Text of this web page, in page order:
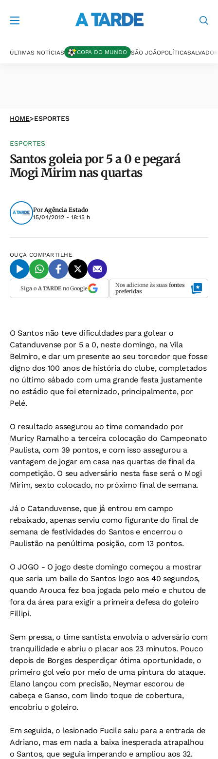
ÚLTIMAS NOTÍCIAS COPA DO MUNDO SÃO JOÃOPOLÍTICASALVADOR
HOME>ESPORTES
ESPORTES
Santos goleia por 5 a 0 e pegará
Mogi Mirim nas quartas
PorAgência Estado
15/04/2012 - 18:15 h
OUÇA COMPARTILHE
Siga o A TARDEno Google Nos adicione às suas fontes
preferidas
O Santos não teve dificuldades para golear o
Catanduvense por 5 a 0, neste domingo, na Vila
Belmiro, e dar um presente ao seu torcedor que fosse
digno dos 100 anos de história do clube, completados
no último sábado com uma grande festa justamente
no estádio que foi eternizado, principalmente, por
Pelé.
O resultado assegurou ao time comandado por
Muricy Ramalho a terceira colocação do Campeonato
Paulista, com 39 pontos, e com isso assegurou a
vantagem de jogar em casa nas quartas de final da
competição. O seu adversário nesta fase será o Mogi
Mirim, sexto colocado, no próximo final de semana.
Já o Catanduvense, que já entrou em campo
rebaixado, apenas serviu como figurante do final de
semana de festividades do Santos e encerrou o
Paulistão na penúltima posição, com 13 pontos.
O JOGO - O jogo deste domingo começou a mostrar
que seria um baile do Santos logo aos 40 segundos,
quando Arouca fez boa jogada pelo meio e chutou de
fora da área para exigir a primeira defesa do goleiro
Fillipi.
Sem pressa, o time santista envolvia o adversário com
tranquilidade e abriu o placar aos 23 minutos. Pouco
depois de Borges desperdiçar ótima oportunidade, o
primeiro gol veio por meio de uma pintura do ataque.
Elano lançou com precisão, Neymar escorou de
cabeça e Ganso, com lindo toque de cobertura,
encobriu o goleiro.
Em seguida, o lesionado Fucile saiu para a entrada de
Adriano, mas em nada a baixa inesperada atrapalhou
o Santos, que seguia imperando e ampliou aos 32.